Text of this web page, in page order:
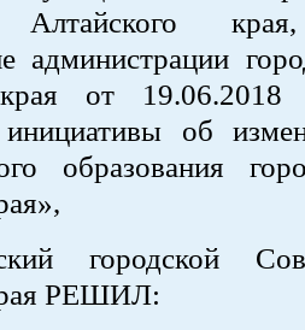
Алтайского
администрации
края от
об
образования
городской
РЕШИЛ: